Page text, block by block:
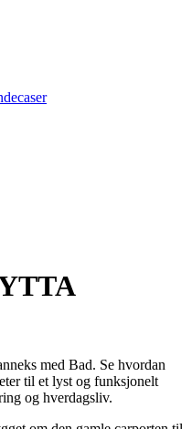
med Bad. Se hvordan
til et lyst og funksjonelt
og hverdagsliv.